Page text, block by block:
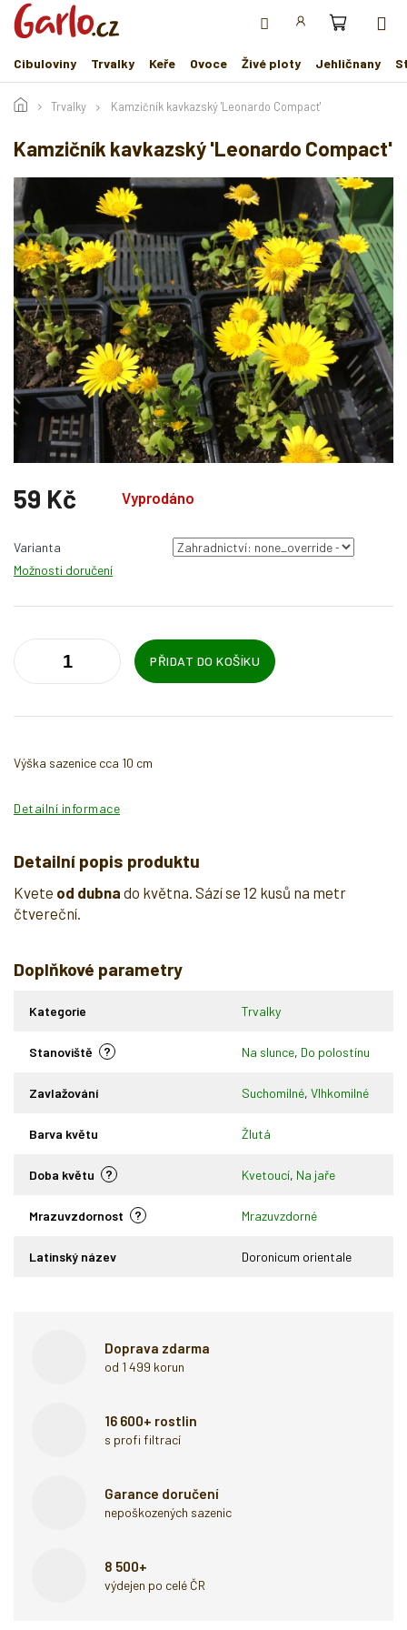
Přejít
obsah
Cibuloviny
Trvalky Keře Ovoce Živé ploty Jehličnany
Trvalky Kamzičník kavkazský 'Leonardo Compact'
Kamzičník kavkazský 'Leonardo Compact'
59 Kč Vyprodáno
cena:
Varianta
Možnosti doručení
PŘIDAT DO KOŠÍKU
Výška sazenice cca 10 cm
Detailní informace
Detailní popis produktu
Kvete od dubna do května. Sází se 12 kusů na metr
čtvereční.
Doplňkové parametry
Kategorie Trvalky
?
Stanoviště Na slunce, Do polostínu
Zavlažování Suchomilné, Vlhkomilné
Barva květu Žlutá
?
Doba květu Kvetoucí, Na jaře
?
Mrazuvzdornost Mrazuvzdorné
Latinský název Doronicum orientale
Doprava zdarma
od 1 499 korun
16 600+ rostlin
s profi filtrací
Garance doručení
nepoškozených sazenic
8 500+
výdejen po celé ČR